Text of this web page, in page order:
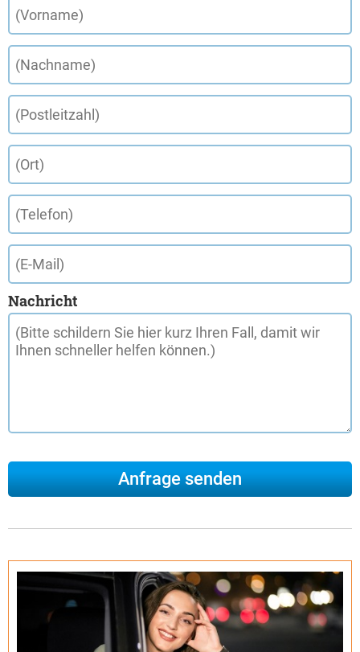
Nachricht